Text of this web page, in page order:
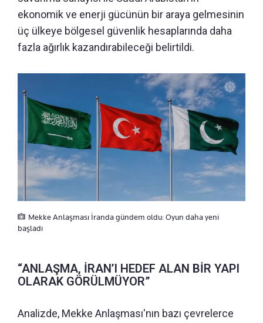
ekonomik ve enerji gücünün bir araya gelmesinin
üç ülkeye bölgesel güvenlik hesaplarında daha
fazla ağırlık kazandırabileceği belirtildi.
Mekke Anlaşması İranda gündem oldu: Oyun daha yeni
başladı
“ANLAŞMA, İRAN’I HEDEF ALAN BİR YAPI
OLARAK GÖRÜLMÜYOR”
Analizde, Mekke Anlaşması'nın bazı çevrelerce